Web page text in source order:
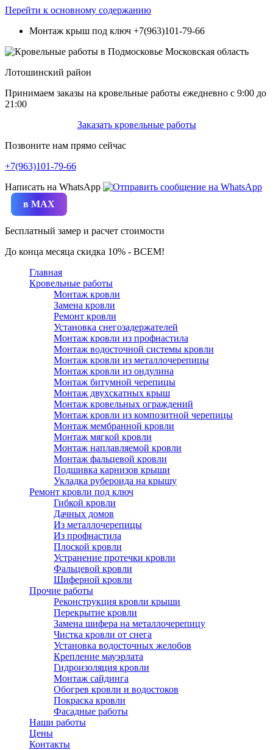
Перейти к основному содержанию
Монтаж крыш под ключ +7(963)101-79-66
Лотошинский район
Принимаем заказы на кровельные работы ежедневно c 9:00 до
21:00
Заказать кровельные работы
Позвоните нам прямо сейчас
+7(963)101-79-66
Написать на WhatsApp
в MAX
Бесплатный замер и расчет стоимости
До конца месяца скидка 10% - ВСЕМ!
Главная
Кровельные работы
Монтаж кровли
Замена кровли
Ремонт кровли
Установка снегозадержателей
Монтаж кровли из профнастила
Монтаж водосточной системы кровли
Монтаж кровли из металлочерепицы
Монтаж кровли из ондулина
Монтаж битумной черепицы
Монтаж двухскатных крыш
Монтаж кровельных ограждений
Монтаж кровли из композитной черепицы
Монтаж мембранной кровли
Монтаж мягкой кровли
Монтаж наплавляемой кровли
Монтаж фальцевой кровли
Подшивка карнизов крыши
Укладка рубероида на крышу
Ремонт кровли под ключ
Гибкой кровли
Дачных домов
Из металлочерепицы
Из профнастила
Плоской кровли
Устранение протечки кровли
Фальцевой кровли
Шиферной кровли
Прочие работы
Реконструкция кровли крыши
Перекрытие кровли
Замена шифера на металлочерепицу
Чистка кровли от снега
Установка водосточных желобов
Крепление мауэрлата
Гидроизоляция кровли
Монтаж сайдинга
Обогрев кровли и водостоков
Покраска кровли
Фасадные работы
Наши работы
Цены
Контакты